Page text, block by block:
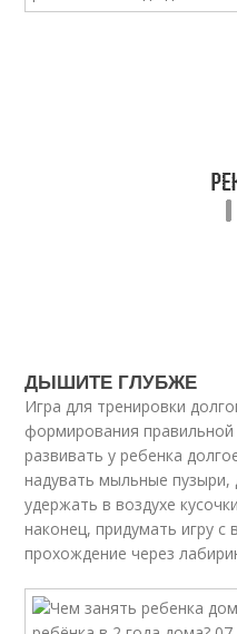
ДЫШИТЕ ГЛУБЖЕ
Игра для тренировки
формирования
развивать у ребенка
надувать мыльные пузыри,
удержать в воздухе
наконец, придумать игру
прохождение через